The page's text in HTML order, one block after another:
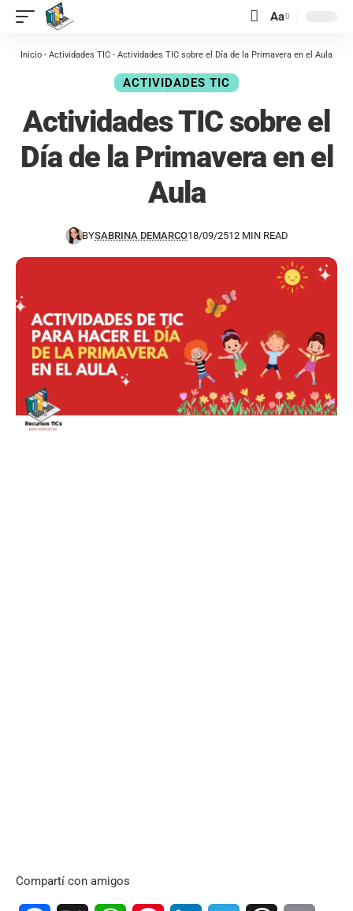
contenido Aa
Inicio - Actividades TIC - Actividades TIC sobre el Día de la Primavera en el Aula
ACTIVIDADES TIC
Actividades TIC sobre el
Día de la Primavera en el
Aula
BYSABRINA DEMARCO18/09/2512 MIN READ
Compartí con amigos